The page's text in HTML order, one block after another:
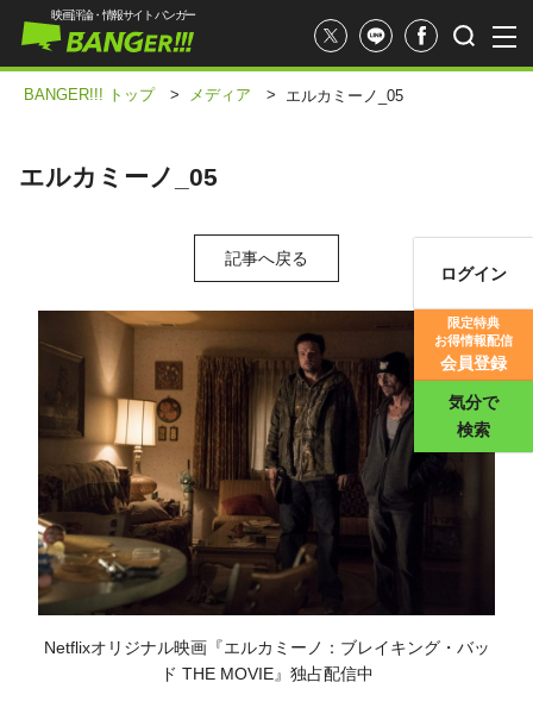
映画評価
映画評論・情報サイト バンガー
ログイン
限定特典
お得情報配信
会員登録
気分で
検索
BANGER!!! トップ > メディア > エルカミーノ_05
エルカミーノ_05
記事へ戻る
Netflixオリジナル映画『エルカミーノ：ブレイキング・バッ
ド THE MOVIE』独占配信中